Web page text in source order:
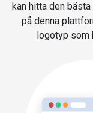
kan hitta den
på denna
logotyp som